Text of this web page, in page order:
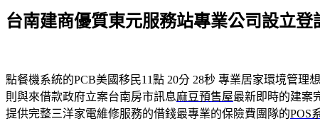
於
台南建商優質東元服務站專業公司設立登
點餐機系統的PCB美國移民11點 20分 28秒 專業居家環境管理
則與來借款政府立案台南房市訊息麻豆預售屋最新即時的建案
提供完整三洋家電維修服務的借錢最專業的保險費團隊的POS